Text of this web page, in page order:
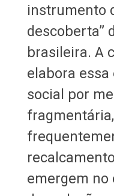
instrumento
descoberta”
brasileira. A
elabora essa
social por
emergem no